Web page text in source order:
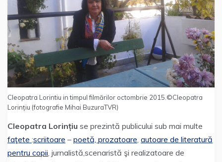
Cleopatra Lorintiu in timpul filmărilor octombrie 2015.©Cleopatra
Lorințiu (fotografie Mihai BuzuraTVR)
Cleopatra Lorințiu se prezintă publicului sub mai multe
faţete :scriitoare – poetă, prozatoare, autoare de literatură
pentru copii, jurnalistă,scenaristă şi realizatoare de